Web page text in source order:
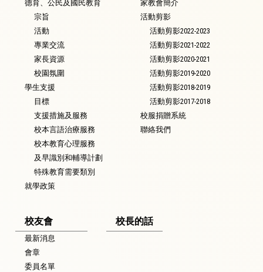
德育、公民及國民教育
宗旨
活動
專業交流
家長資源
校園氛圍
學生支援
目標
支援措施及服務
校本言語治療服務
校本教育心理服務
及早識別和輔導計劃
特殊教育需要類別
就學政策
家教會簡介
活動剪影
活動剪影2022-2023
活動剪影2021-2022
活動剪影2020-2021
活動剪影2019-2020
活動剪影2018-2019
活動剪影2017-2018
校服捐贈系統
聯絡我們
校友會
最新消息
會章
委員名單
校長的話